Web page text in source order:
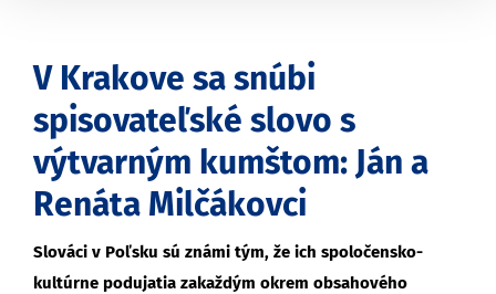
V Krakove sa snúbi
spisovateľské slovo s
výtvarným kumštom: Ján a
Renáta Milčákovci
Slováci v Poľsku sú známi tým, že ich spoločensko-
kultúrne podujatia zakaždým okrem obsahového